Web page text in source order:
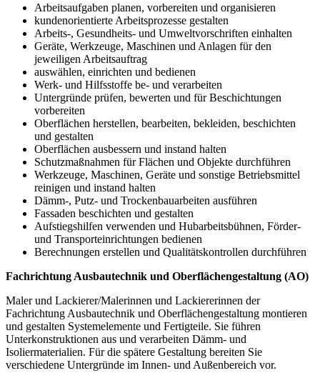
Arbeitsaufgaben planen, vorbereiten und organisieren
kundenorientierte Arbeitsprozesse gestalten
Arbeits-, Gesundheits- und Umweltvorschriften einhalten
Geräte, Werkzeuge, Maschinen und Anlagen für den
jeweiligen Arbeitsauftrag
auswählen, einrichten und bedienen
Werk- und Hilfsstoffe be- und verarbeiten
Untergründe prüfen, bewerten und für Beschichtungen
vorbereiten
Oberflächen herstellen, bearbeiten, bekleiden, beschichten
und gestalten
Oberflächen ausbessern und instand halten
Schutzmaßnahmen für Flächen und Objekte durchführen
Werkzeuge, Maschinen, Geräte und sonstige Betriebsmittel
reinigen und instand halten
Dämm-, Putz- und Trockenbauarbeiten ausführen
Fassaden beschichten und gestalten
Aufstiegshilfen verwenden und Hubarbeitsbühnen, Förder-
und Transport­einrich­tungen bedienen
Berechnungen erstellen und Qualitätskontrollen durchführen
Fachrichtung Ausbautechnik und Oberflächengestaltung (AO)
Maler und Lackierer/Malerinnen und Lackiererinnen der
Fachrichtung Ausbautechnik und Oberflächengestaltung montieren
und gestalten Systemelemente und Fertigteile. Sie führen
Unterkonstruktionen aus und verarbeiten Dämm- und
Isoliermaterialien. Für die spätere Gestaltung bereiten Sie
verschiedene Untergründe im Innen- und Außenbereich vor.